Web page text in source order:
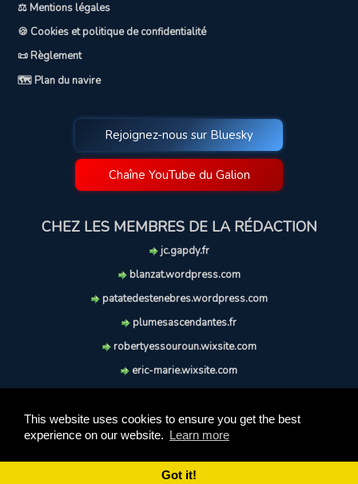
This website uses cookies to ensure you get the best
experience on our website. Learn more
Got it!
⚖️ Mentions légales
🍪 Cookies et politique de confidentialité
📜 Règlement
🗺️ Plan du navire
Rejoignez-nous sur Bluesky
Chaîne YouTube du Galion
CHEZ LES MEMBRES DE LA RÉDACTION
jc.gapdy.fr
blanzat.wordpress.com
patatedestenebres.wordpress.com
plumesascendantes.fr
robertyessouroun.wixsite.com
eric-marie.wixsite.com
soufflereve.blogspot.com
Ce site est réalisé et maintenu avec coeur et passion.